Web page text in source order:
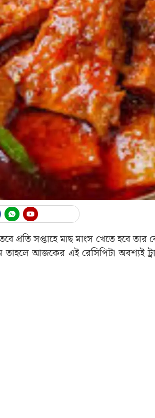
প্রতি সপ্তাহে মাছ মাংস খেতে হবে
তাহলে আজকের এই রেসিপিটা অবশ্যই